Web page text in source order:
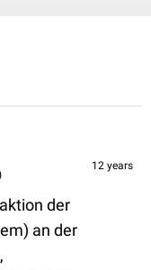
12 years
der
an der